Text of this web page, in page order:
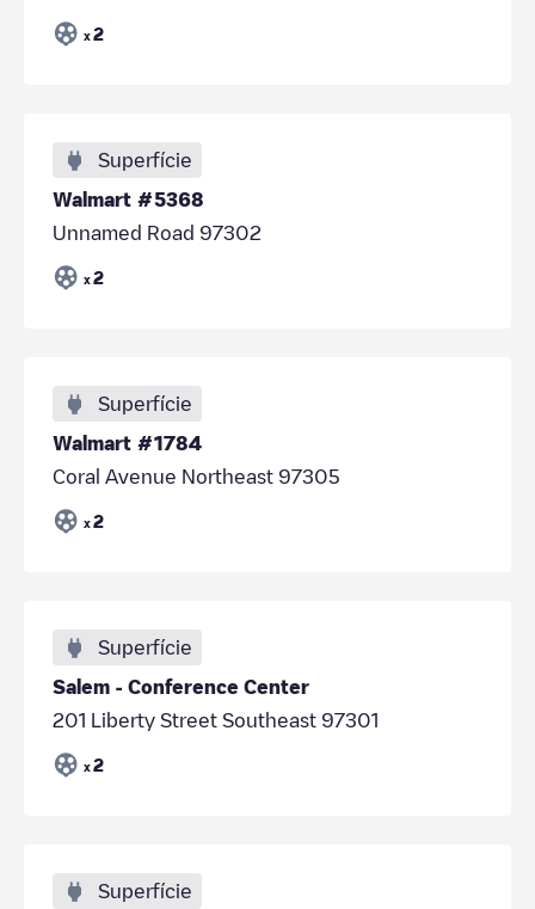
x 2
Superfície
Walmart #5368
Unnamed Road 97302
x 2
Superfície
Walmart #1784
Coral Avenue Northeast 97305
x 2
Superfície
Salem - Conference Center
201 Liberty Street Southeast 97301
x 2
Superfície